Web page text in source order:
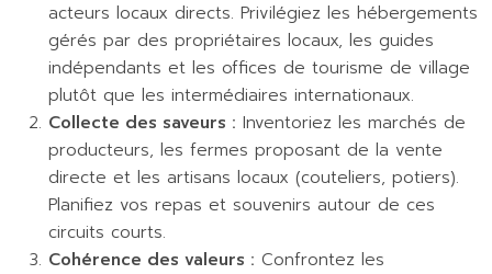
acteurs locaux directs. Privilégiez les hébergements
gérés par des propriétaires locaux, les guides
indépendants et les offices de tourisme de village
plutôt que les intermédiaires internationaux.
Collecte des saveurs : Inventoriez les marchés de
producteurs, les fermes proposant de la vente
directe et les artisans locaux (couteliers, potiers).
Planifiez vos repas et souvenirs autour de ces
circuits courts.
Cohérence des valeurs : Confrontez les